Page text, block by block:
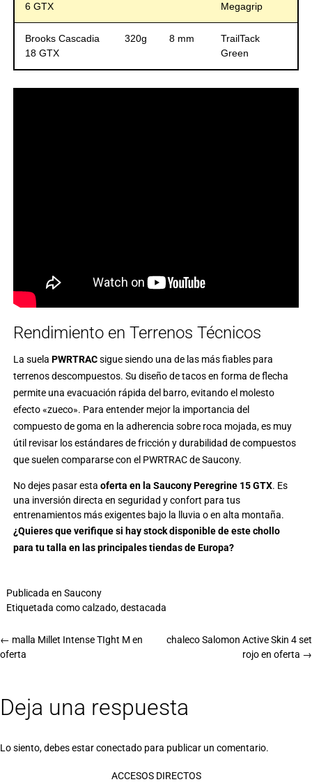
6 GTX Megagrip
Brooks Cascadia
18 GTX
320g 8 mm
TrailTack
Green
Rendimiento en Terrenos Técnicos
La suela PWRTRACsigue siendo una de las más fiables para
terrenos descompuestos. Su diseño de tacos en forma de flecha
permite una evacuación rápida del barro, evitando el molesto
efecto «zueco». Para entender mejor la importancia del
compuesto de goma en la adherencia sobre roca mojada, es muy
útil revisar losestándares de fricción y durabilidad de compuestos
que suelen compararse con el PWRTRAC de Saucony.
No dejes pasar esta oferta en la Saucony Peregrine 15 GTX. Es
una inversión directa en seguridad y confort para tus
entrenamientos más exigentes bajo la lluvia o en alta montaña.
¿Quieres que verifique si hay stock disponible de este chollo
para tu talla en las principales tiendas de Europa?
Publicada en Saucony
Etiquetada comocalzado,destacada
chaleco Salomon Active Skin 4 set
rojo en oferta →
← malla Millet Intense TIght M en
oferta
Deja una respuesta
Lo siento, debes estarconectado para publicar un comentario.
ACCESOS DIRECTOS